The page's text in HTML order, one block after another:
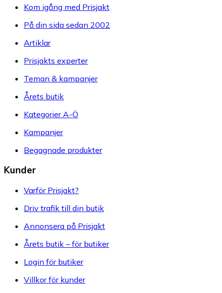
Kom igång med Prisjakt
På din sida sedan 2002
Artiklar
Prisjakts experter
Teman & kampanjer
Årets butik
Kategorier A-Ö
Kampanjer
Begagnade produkter
Kunder
Varför Prisjakt?
Driv trafik till din butik
Annonsera på Prisjakt
Årets butik – för butiker
Login för butiker
Villkor för kunder